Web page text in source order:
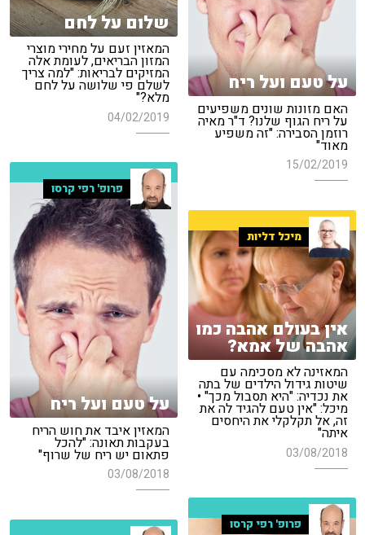
על טעם ועל ריח
האם מזונות שונים משפיעים
על ריח הגוף שלנו? ד"ר מאיה
רוזמן הסבירה: "זה משפיע
מאוד"
15/02/2019
שלום על לחם
המאזין זעם על מחירי מוצרי
המזון הבריאים, לעומת אלה
המזיקים לבריאות: "למה צריך
לשלם פי שלושה על לחם
מלא?"
04/02/2019
פרופ' רפי קרסו
על טעם ועל ריח
המאזין איבד את חוש הריח
בעקבות תאונה: "להכל
פתאום יש ריח של שרוף"
03/08/2018
מיכל דליות
אין בעולם אהבה כמו
אהבה של אמא?
המאזינה לא מסכימה עם
שיטות גידול הילדים של בתה
את נכדיה: "היא תסבול מכך" •
מיכל: "אין טעם להגיד לה את
זה, אל תקלקלי את היחסים
איתה"
03/08/2018
פרופ' רפי קרסו